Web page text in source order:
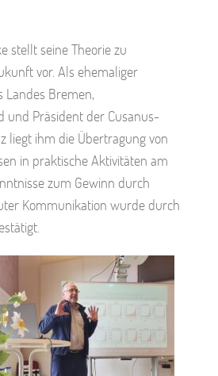
stellt seine Theorie zu
vor. Als ehemaliger
Landes Bremen,
und Präsident der Cusanus-
liegt ihm die Übertragung von
in praktische Aktivitäten am
zum Gewinn durch
Kommunikation wurde durch